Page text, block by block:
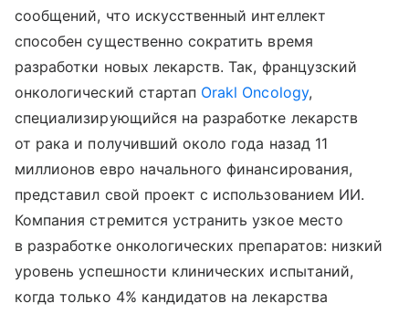
сообщений, что искусственный интеллект
способен существенно сократить время
разработки новых лекарств. Так, французский
онкологический стартап Orakl Oncology,
специализирующийся на разработке лекарств
от рака и получивший около года назад 11
миллионов евро начального финансирования,
представил свой проект с использованием ИИ.
Компания стремится устранить узкое место
в разработке онкологических препаратов: низкий
уровень успешности клинических испытаний,
когда только 4% кандидатов на лекарства